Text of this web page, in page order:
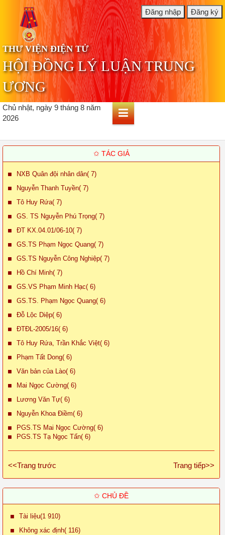
THƯ VIỆN ĐIỆN TỬ
HỘI ĐỒNG LÝ LUẬN TRUNG
ƯƠNG
Chủ nhật, ngày 9 tháng 8 năm
2026
✩ TÁC GIẢ
NXB Quân đội nhân dân( 7)
Nguyễn Thanh Tuyền( 7)
Tô Huy Rứa( 7)
GS. TS Nguyễn Phú Trọng( 7)
ĐT KX.04.01/06-10( 7)
GS.TS Phạm Ngọc Quang( 7)
GS.TS Nguyễn Công Nghiệp( 7)
Hồ Chí Minh( 7)
GS.VS Phạm Minh Hạc( 6)
GS.TS. Phạm Ngọc Quang( 6)
Đỗ Lộc Diệp( 6)
ĐTĐL-2005/16( 6)
Tô Huy Rứa, Trần Khắc Việt( 6)
Phạm Tất Dong( 6)
Văn bản của Lào( 6)
Mai Ngọc Cường( 6)
Lương Văn Tự( 6)
Nguyễn Khoa Điềm( 6)
PGS.TS Mai Ngọc Cường( 6)
PGS.TS Tạ Ngọc Tấn( 6)
<<Trang trước Trang tiếp>>
✩ CHỦ ĐỀ
Tài liệu(1 910)
Không xác định( 116)